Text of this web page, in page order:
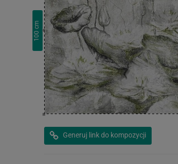
100
cm
Generuj link do kompozycji